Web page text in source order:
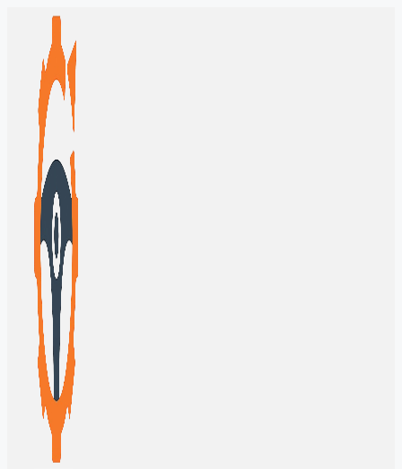
Перейти
содержимому